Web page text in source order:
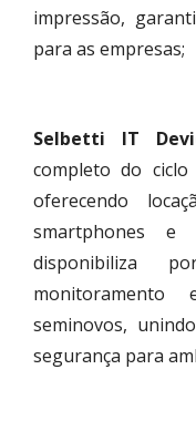
impressão,
para as empresas;
Selbetti IT
completo do
oferecendo
smartphones e
disponibiliza
seminovos,
segurança para